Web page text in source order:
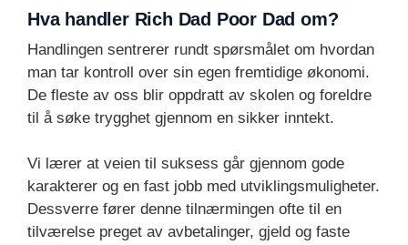
Hva handler Rich Dad Poor Dad om?
Handlingen sentrerer rundt spørsmålet om hvordan
man tar kontroll over sin egen fremtidige økonomi.
De fleste av oss blir oppdratt av skolen og foreldre
til å søke trygghet gjennom en sikker inntekt.
Vi lærer at veien til suksess går gjennom gode
karakterer og en fast jobb med utviklingsmuligheter.
Dessverre fører denne tilnærmingen ofte til en
tilværelse preget av avbetalinger, gjeld og faste